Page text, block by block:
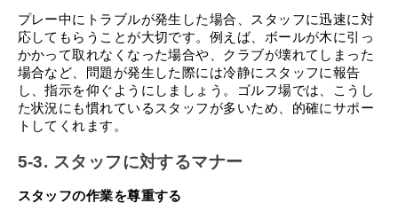
プレー中にトラブルが発生した場合、スタッフに迅速に対
応してもらうことが大切です。例えば、ボールが木に引っ
かかって取れなくなった場合や、クラブが壊れてしまった
場合など、問題が発生した際には冷静にスタッフに報告
し、指示を仰ぐようにしましょう。ゴルフ場では、こうし
た状況にも慣れているスタッフが多いため、的確にサポー
トしてくれます。
5-3. スタッフに対するマナー
スタッフの作業を尊重する